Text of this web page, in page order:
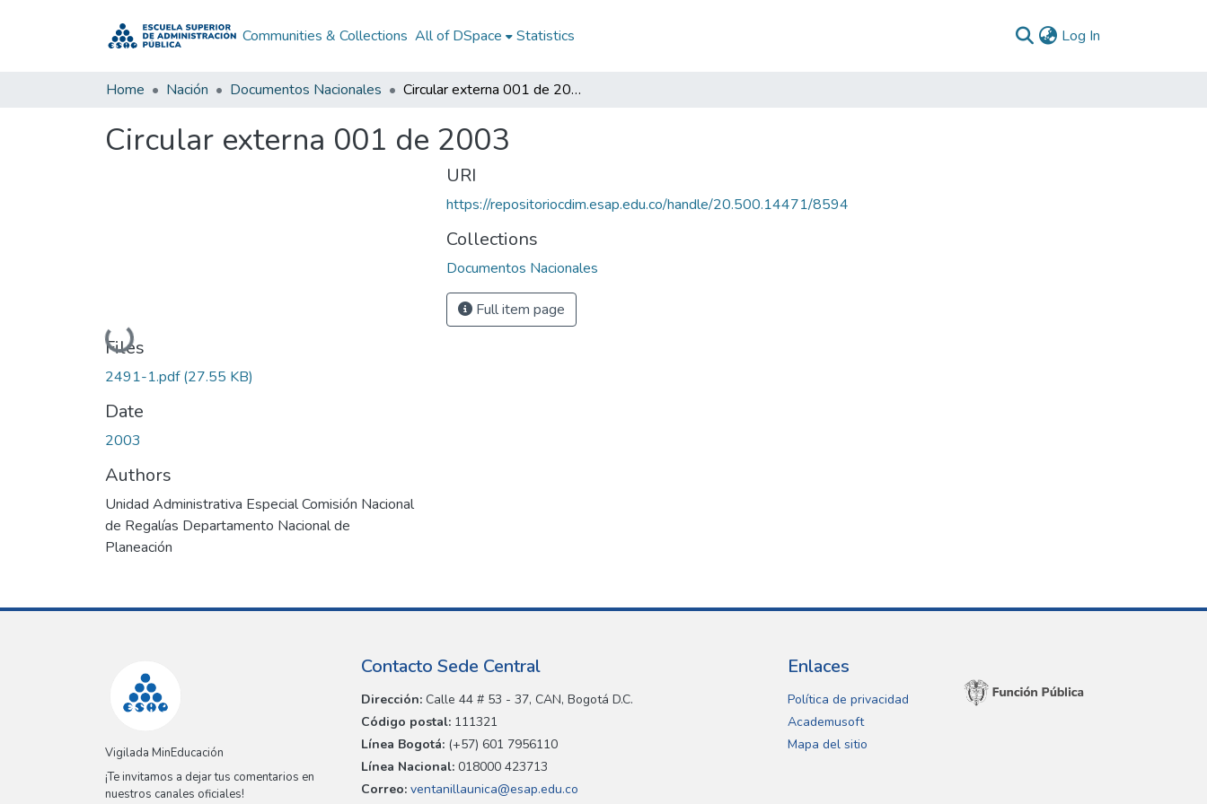
Communities & Collections All of DSpace Statistics Log In
Home Nación Documentos Nacionales Circular externa 001 de 2003
Circular externa 001 de 2003
Loading...
Files
2491-1.pdf(27.55 KB)
Date
2003
Authors
Unidad Administrativa Especial Comisión Nacional
de Regalías Departamento Nacional de
Planeación
URI
https://repositoriocdim.esap.edu.co/handle/20.500.14471/8594
Collections
Documentos Nacionales
Full item page
Vigilada MinEducación
¡Te invitamos a dejar tus comentarios en
nuestros canales oficiales!
Contacto Sede Central
Dirección: Calle 44 # 53 - 37, CAN, Bogotá D.C.
Código postal: 111321
Línea Bogotá: (+57) 601 7956110
Línea Nacional: 018000 423713
Correo: ventanillaunica@esap.edu.co
Enlaces
Política de privacidad
Academusoft
Mapa del sitio